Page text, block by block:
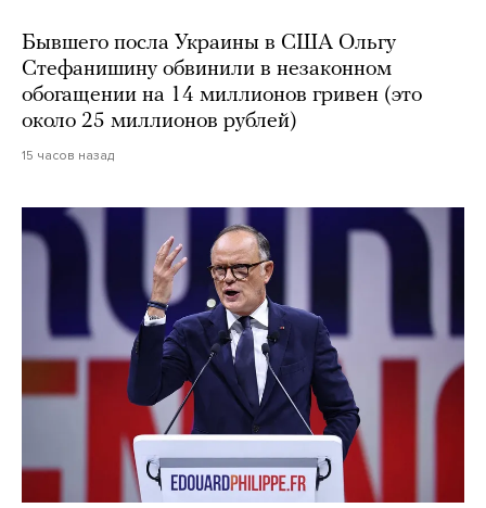
Бывшего посла Украины в США Ольгу
Стефанишину обвинили в незаконном
обогащении на 14 миллионов гривен (это
около 25 миллионов рублей)
15 часов назад